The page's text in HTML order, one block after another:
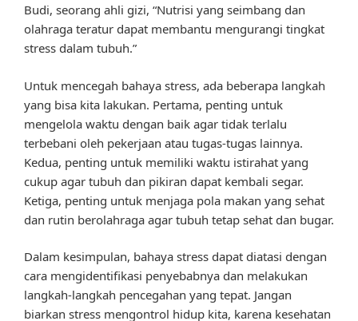
Budi, seorang ahli gizi, “Nutrisi yang seimbang dan
olahraga teratur dapat membantu mengurangi tingkat
stress dalam tubuh.”
Untuk mencegah bahaya stress, ada beberapa langkah
yang bisa kita lakukan. Pertama, penting untuk
mengelola waktu dengan baik agar tidak terlalu
terbebani oleh pekerjaan atau tugas-tugas lainnya.
Kedua, penting untuk memiliki waktu istirahat yang
cukup agar tubuh dan pikiran dapat kembali segar.
Ketiga, penting untuk menjaga pola makan yang sehat
dan rutin berolahraga agar tubuh tetap sehat dan bugar.
Dalam kesimpulan, bahaya stress dapat diatasi dengan
cara mengidentifikasi penyebabnya dan melakukan
langkah-langkah pencegahan yang tepat. Jangan
biarkan stress mengontrol hidup kita, karena kesehatan